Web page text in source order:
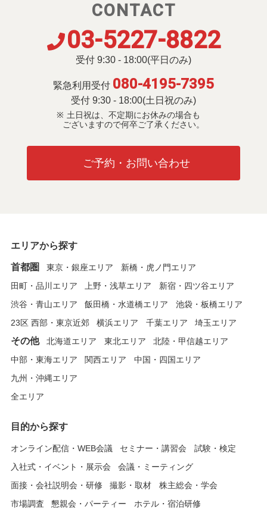
CONTACT
03-5227-8822
受付 9:30 - 18:00(平日のみ)
緊急利用受付 080-4195-7395
受付 9:30 - 18:00(土日祝のみ)
土日祝は、不定期にお休みの場合も
ございますので何卒ご了承ください。
ご予約・お問い合わせ
エリアから探す
首都圏 東京・銀座エリア
新橋・虎ノ門エリア
田町・品川エリア
上野・浅草エリア
新宿・四ツ谷エリア
渋谷・青山エリア
飯田橋・水道橋エリア
池袋・板橋エリア
23区 西部・東京近郊
横浜エリア 千葉エリア 埼玉エリア
その他 北海道エリア 東北エリア
北陸・甲信越エリア
中部・東海エリア
関西エリア
中国・四国エリア
九州・沖縄エリア
全エリア
目的から探す
オンライン配信・WEB会議 セミナー・講習会
試験・検定
入社式・イベント・展示会
会議・ミーティング
面接・会社説明会・研修
撮影・取材
株主総会・学会
市場調査
懇親会・パーティー
ホテル・宿泊研修